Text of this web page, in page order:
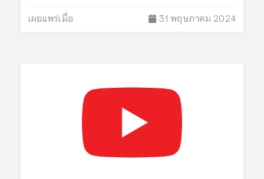
เผยแพร่เมื่อ 31 พฤษภาคม 2024